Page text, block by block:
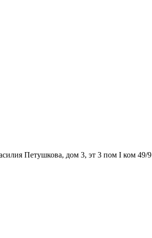
Петушкова, дом 3, эт 3 пом I ком 49/9